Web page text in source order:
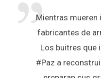
Mientras mueren
fabricantes de
Los buitres que
#Paz a